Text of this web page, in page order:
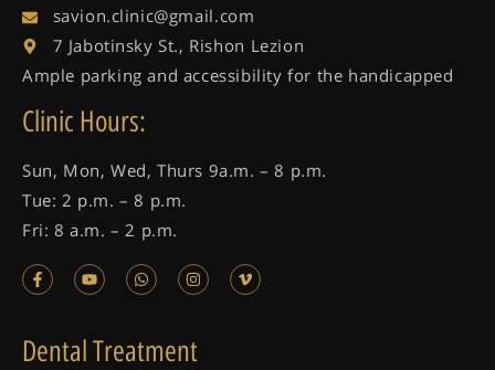
savion.clinic@gmail.com
7 Jabotinsky St., Rishon Lezion
Ample parking and accessibility for the handicapped
Clinic Hours:
Sun, Mon, Wed, Thurs 9a.m. – 8 p.m.
Tue: 2 p.m. – 8 p.m.
Fri: 8 a.m. – 2 p.m.
Dental Treatment